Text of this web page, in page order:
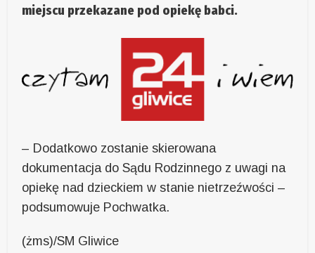
miejscu przekazane pod opiekę babci.
– Dodatkowo zostanie skierowana
dokumentacja do Sądu Rodzinnego z uwagi na
opiekę nad dzieckiem w stanie nietrzeźwości –
podsumowuje Pochwatka.
(żms)/SM Gliwice